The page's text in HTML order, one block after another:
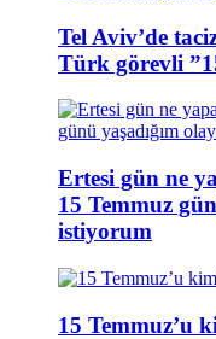
Tel Aviv’de
Türk görevli
Ertesi gün ne
15 Temmuz
istiyorum
15 Temmuz’u